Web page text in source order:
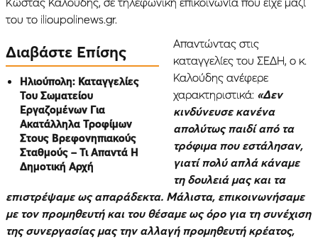
του το ilioupolinews.gr.
Διαβάστε Επίσης
Ηλιούπολη: Καταγγελίες
Του Σωματείου
Εργαζομένων Για
Ακατάλληλα Τροφίμων
Στους Βρεφονηπιακούς
Σταθμούς – Τι Απαντά Η
Δημοτική Αρχή
Aπαντώντας στις
καταγγελίες του ΣΕΔΗ, ο κ.
Καλούδης ανέφερε
χαρακτηριστικά: «Δεν
κινδύνευσε κανένα
απολύτως παιδί από τα
τρόφιμα που εστάλησαν,
γιατί πολύ απλά κάναμε
τη δουλειά μας και τα
επιστρέψαμε ως απαράδεκτα. Μάλιστα, επικοινωνήσαμε
με τον προμηθευτή και του θέσαμε ως όρο για τη συνέχιση
της συνεργασίας μας την αλλαγή προμηθευτή κρέατος,